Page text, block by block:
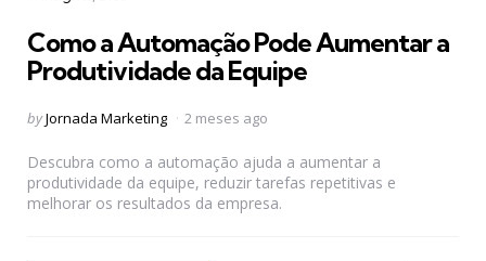
Como a Automação Pode Aumentar a
Produtividade da Equipe
Posted
byJornada Marketing 2 meses ago
Descubra como a automação ajuda a aumentar a
produtividade da equipe, reduzir tarefas repetitivas e
melhorar os resultados da empresa.